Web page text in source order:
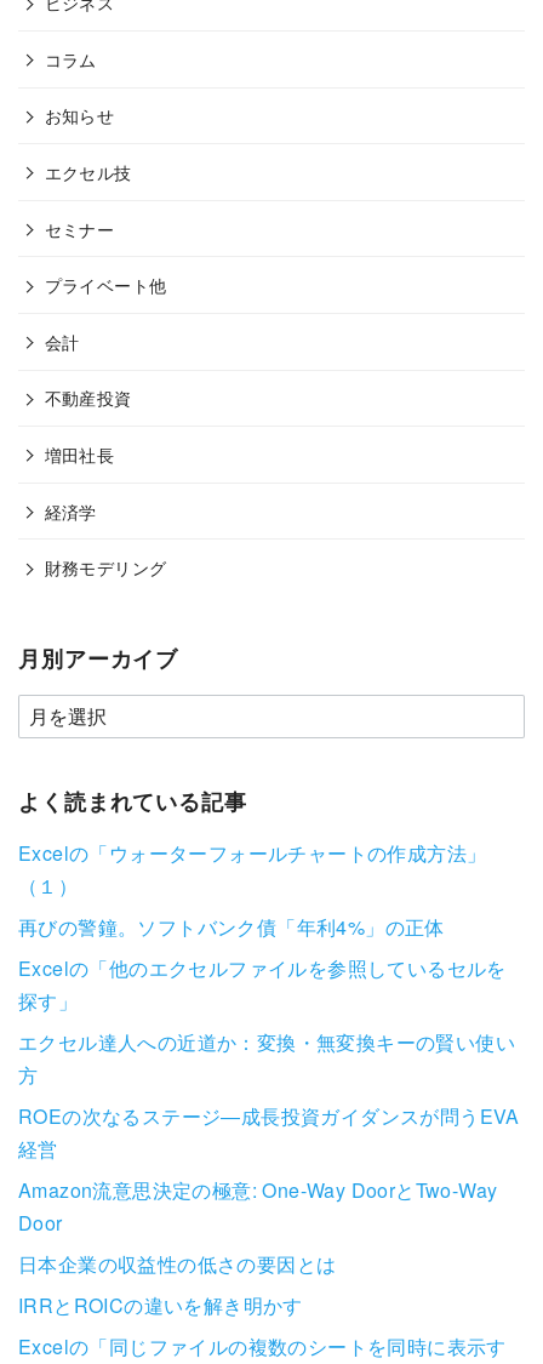
コラム
お知らせ
エクセル技
セミナー
プライベート他
会計
不動産投資
増田社長
経済学
財務モデリング
月別アーカイブ
よく読まれている記事
Excelの「ウォーターフォールチャートの作成方法」
（１）
再びの警鐘。ソフトバンク債「年利4%」の正体
Excelの「他のエクセルファイルを参照しているセルを
探す」
エクセル達人への近道か：変換・無変換キーの賢い使い
方
ROEの次なるステージ―成長投資ガイダンスが問うEVA
経営
Amazon流意思決定の極意: One-Way DoorとTwo-Way
Door
日本企業の収益性の低さの要因とは
IRRとROICの違いを解き明かす
Excelの「同じファイルの複数のシートを同時に表示す